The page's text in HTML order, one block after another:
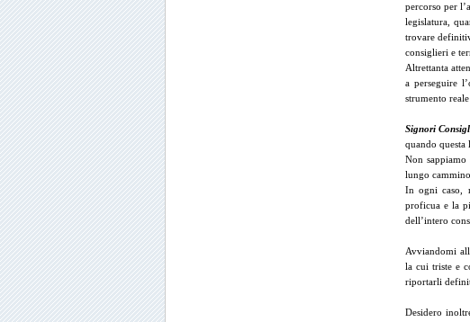
percorso per
legislatura,
trovare
consiglieri e
Altrettanta
a perseguire
strumento
Signori
quando questa
Non sappiamo
lungo cammino.
In ogni caso,
proficua e la
dell’intero
Avviandomi
la cui triste e
riportarli
Desidero